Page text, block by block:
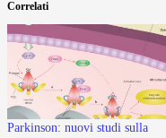
Correlati
Parkinson: nuovi studi sulla